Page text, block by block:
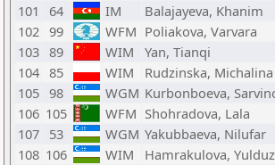
101
64 IM Balajayeva, Khanim
102 99 WFM Poliakova, Varvara
103 89 WIM Yan, Tianqi
104 85 WIM Rudzinska, Michalina
105 98 WGM Kurbonboeva,
106 105 WFM Shohradova, Lala
107 53 WGM Yakubbaeva, Nilufar
108 106 WIM Hamrakulova, Yulduz